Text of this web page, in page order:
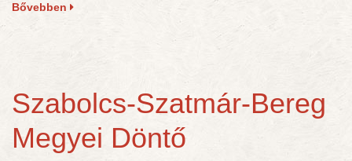
Bővebben
Szabolcs-Szatmár-Bereg
Megyei Döntő